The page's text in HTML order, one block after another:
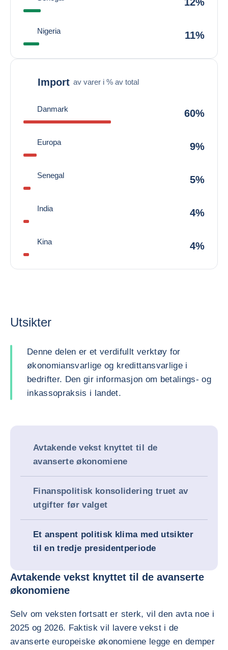
Nigeria 11%
Import av varer i % av total
Danmark 60%
Europa 9%
Senegal 5%
India 4%
Kina 4%
Utsikter
Denne delen er et verdifullt verktøy for
økonomiansvarlige og kredittansvarlige i
bedrifter. Den gir informasjon om betalings- og
inkassopraksis i landet.
Avtakende vekst knyttet til de
avanserte økonomiene
Finanspolitisk konsolidering truet av
utgifter før valget
Et anspent politisk klima med utsikter
til en tredje presidentperiode
Avtakende vekst knyttet til de avanserte
økonomiene
Selv om veksten fortsatt er sterk, vil den avta noe i
2025 og 2026. Faktisk vil lavere vekst i de
avanserte europeiske økonomiene legge en demper